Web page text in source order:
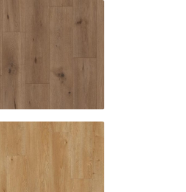
SE586
Quebec oak
Vancouver